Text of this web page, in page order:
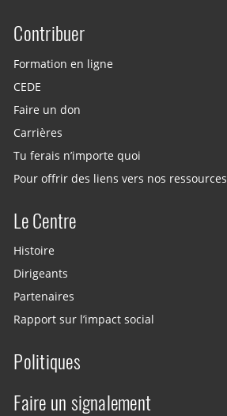
Site menu
Contribuer
Formation en ligne
CEDE
Faire un don
Carrières
Tu ferais n’importe quoi
Pour offrir des liens vers nos ressources
Le Centre
Histoire
Dirigeants
Partenaires
Rapport sur l’impact social
Politiques
Faire un signalement